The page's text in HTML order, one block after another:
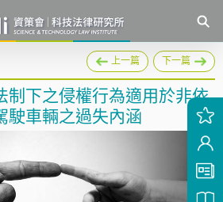
上一篇 下一篇
制下之侵權行為適用於非依
駛車輛之過失內涵